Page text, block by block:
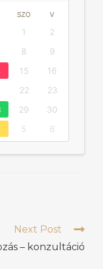
SZO V
1
2
8
9
15
16
22
23
29
30
5 6
Next Post
– konzultáció